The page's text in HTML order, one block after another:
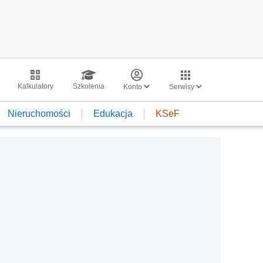
Kalkulatory Szkolenia Konto Serwisy
Nieruchomości Edukacja KSeF